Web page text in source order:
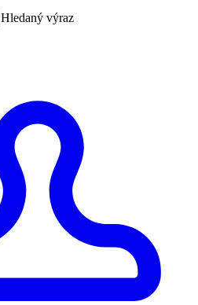
Hledaný výraz